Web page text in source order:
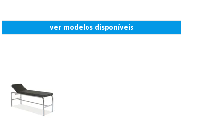
Instrumental
cirúrgico
ver modelos disponíveis